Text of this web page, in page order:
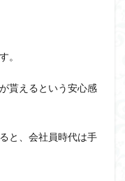
。
貰えるという安心感
と、会社員時代は手